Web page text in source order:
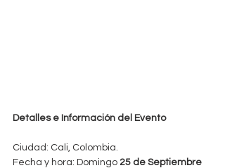
Detalles e Información del Evento
Ciudad: Cali, Colombia.
Fecha y hora: Domingo 25 de Septiembre